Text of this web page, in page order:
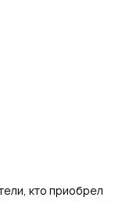
кто приобрел